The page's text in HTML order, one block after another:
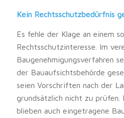
Kein Rechtsschutzbedürfnis
Es fehle der Klage an einem
Rechtsschutzinteresse. Im
Baugenehmigungsverfahren
der Bauaufsichtsbehörde
seien Vorschriften nach der
grundsätzlich nicht zu prüfen.
blieben auch eingetragene